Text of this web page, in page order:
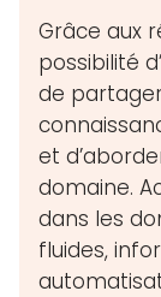
Grâce aux
possibilité
de
et
domaine.
dans les
fluides,